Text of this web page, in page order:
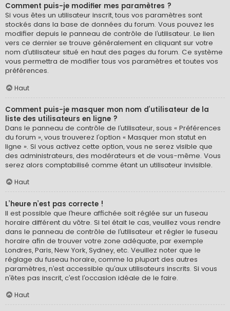
Comment puis-je modifier mes paramètres ?
Si vous êtes un utilisateur inscrit, tous vos paramètres sont
stockés dans la base de données du forum. Vous pouvez les
modifier depuis le panneau de contrôle de l’utilisateur. Le lien
vers ce dernier se trouve généralement en cliquant sur votre
nom d’utilisateur situé en haut des pages du forum. Ce système
vous permettra de modifier tous vos paramètres et toutes vos
préférences.
Haut
Comment puis-je masquer mon nom d’utilisateur de la
liste des utilisateurs en ligne ?
Dans le panneau de contrôle de l’utilisateur, sous « Préférences
du forum », vous trouverez l’option « Masquer mon statut en
ligne ». Si vous activez cette option, vous ne serez visible que
des administrateurs, des modérateurs et de vous-même. Vous
serez alors comptabilisé comme étant un utilisateur invisible.
Haut
L’heure n’est pas correcte !
Il est possible que l’heure affichée soit réglée sur un fuseau
horaire différent du vôtre. Si tel était le cas, veuillez vous rendre
dans le panneau de contrôle de l’utilisateur et régler le fuseau
horaire afin de trouver votre zone adéquate, par exemple
Londres, Paris, New York, Sydney, etc. Veuillez noter que le
réglage du fuseau horaire, comme la plupart des autres
paramètres, n’est accessible qu’aux utilisateurs inscrits. Si vous
n’êtes pas inscrit, c’est l’occasion idéale de le faire.
Haut